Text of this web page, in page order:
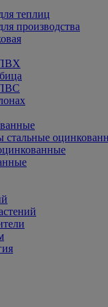
теплиц
производства
ПВХ
стальные